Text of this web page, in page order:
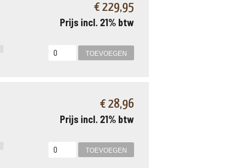
€ 229,95
Prijs incl. 21% btw
€ 28,96
Prijs incl. 21% btw